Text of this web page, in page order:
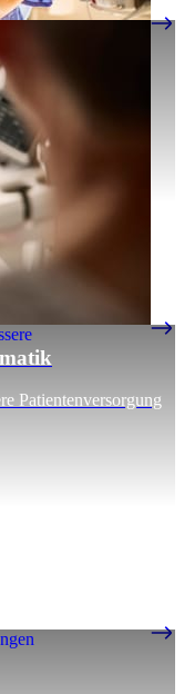
Patientenversorgung